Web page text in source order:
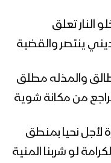
زامل هو الله – عيسى الليث
زامل مغازي الليل – عيسى
النار تعلق
ينتصر والقضية
والمذله مطلق
من مكانة شوية
لأجل نحيا بمنطق
لو شربنا المنية